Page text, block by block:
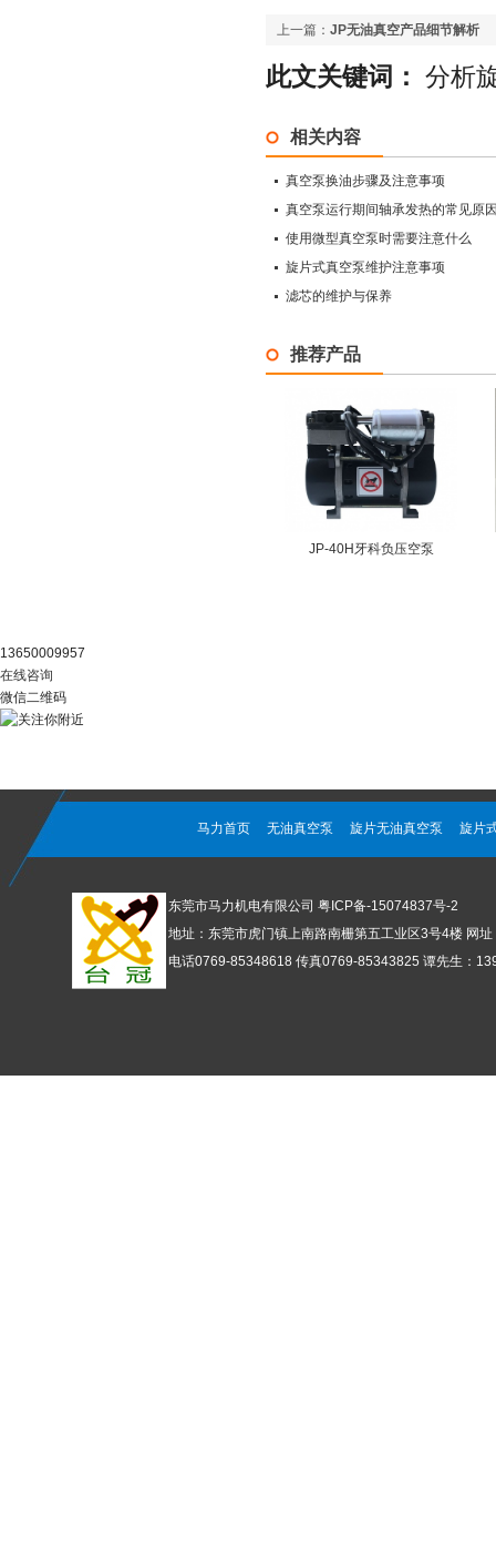
上一篇： JP无油真空产品细节解析
此文关键词： 分析
相关内容
真空泵换油步骤及注意事项
真空泵运行期间轴承发热的常见原
使用微型真空泵时需要注意什么
旋片式真空泵维护注意事项
滤芯的维护与保养
推荐产品
JP-40H牙科负压空泵
13650009957
在线咨询
微信二维码
马力首页 无油真空泵 旋片无油真空泵 旋片
东莞市马力机电有限公司 粤ICP备-15074837号-2
地址：东莞市虎门镇上南路南栅第五工业区3号4楼 网
电话0769-85348618 传真0769-85343825 谭先生：